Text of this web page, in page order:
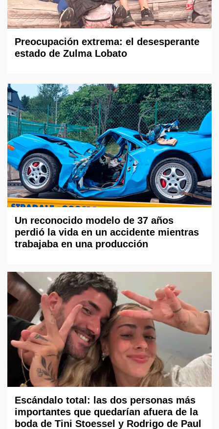
Preocupación extrema: el desesperante
estado de Zulma Lobato
Un reconocido modelo de 37 años
perdió la vida en un accidente mientras
trabajaba en una producción
Escándalo total: las dos personas más
importantes que quedarían afuera de la
boda de Tini Stoessel y Rodrigo de Paul